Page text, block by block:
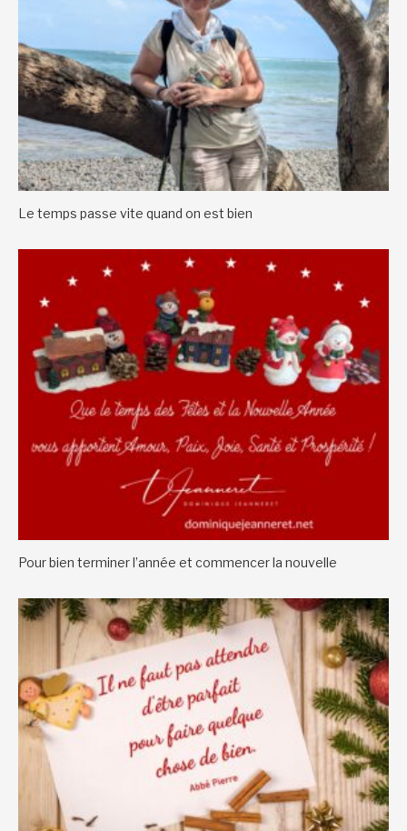
Le temps passe vite quand on est bien
Pour bien terminer l’année et commencer la nouvelle